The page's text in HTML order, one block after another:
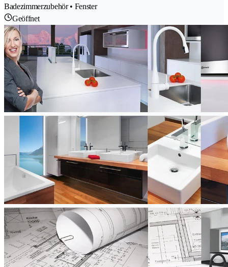
Badezimmerzubehör • Fenster
Geöffnet